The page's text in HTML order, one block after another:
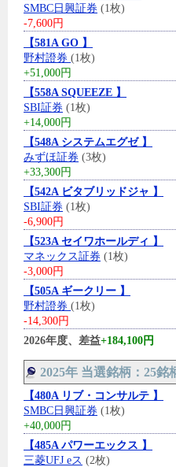
SMBC日興証券 (1枚)
-7,600円
【581A GO 】
野村證券 (1枚)
+51,000円
【558A SQUEEZE 】
SBI証券 (1枚)
+14,000円
【548A システムエグゼ 】
みずほ証券 (3枚)
+33,300円
【542A ビタブリッドジャ 】
SBI証券 (1枚)
-6,900円
【523A セイワホールディ 】
マネックス証券 (1枚)
-3,000円
【505A ギークリー 】
野村證券 (1枚)
-14,300円
2026年度、差益+184,100円
2025年 当選銘柄：25銘
【480A リブ・コンサルテ 】
SMBC日興証券 (1枚)
+40,000円
【485A パワーエックス 】
三菱UFJ eス (2枚)